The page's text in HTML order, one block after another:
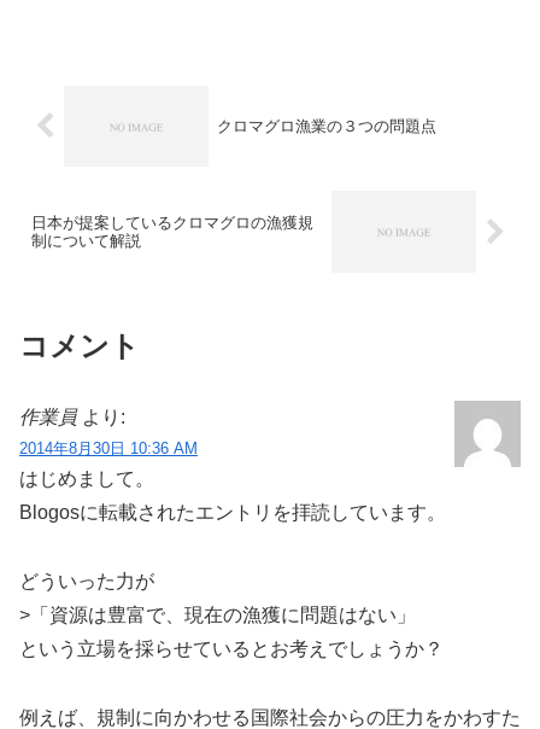
クロマグロ漁業の３つの問題点
日本が提案しているクロマグロの漁獲規
制について解説
コメント
作業員 より:
2014年8月30日 10:36 AM
はじめまして。
Blogosに転載されたエントリを拝読しています。
どういった力が
>「資源は豊富で、現在の漁獲に問題はない」
という立場を採らせているとお考えでしょうか？
例えば、規制に向かわせる国際社会からの圧力をかわすた